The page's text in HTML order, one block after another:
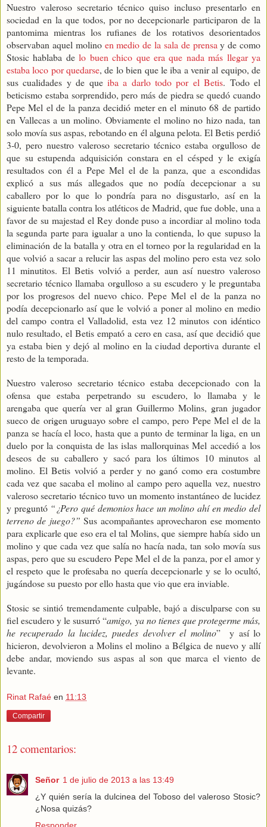
Nuestro valeroso secretario técnico quiso incluso presentarlo en
sociedad en la que todos, por no decepcionarle participaron de la
pantomima mientras los rufianes de los rotativos desorientados
observaban aquel molino en medio de la sala de prensay de como
Stosic hablaba delo buen chico que era que nada más llegar ya
estaba loco por quedarse, de lo bien que le iba a venir al equipo, de
sus cualidades y de que iba a darlo todo por el Betis. Todo el
beticismo estaba sorprendido, pero más de piedra se quedó cuando
Pepe Mel el de la panza decidió meter en el minuto 68 de partido
en Vallecas a un molino. Obviamente el molino no hizo nada, tan
solo movía sus aspas, rebotando en él alguna pelota. El Betis perdió
3-0, pero nuestro valeroso secretario técnico estaba orgulloso de
que su estupenda adquisición constara en el césped y le exigía
resultados con él a Pepe Mel el de la panza, que a escondidas
explicó a sus más allegados que no podía decepcionar a su
caballero por lo que lo pondría para no disgustarlo, así en la
siguiente batalla contra los atléticos de Madrid, que fue doble, una a
favor de su majestad el Rey donde puso a incordiar al molino toda
la segunda parte para igualar a uno la contienda, lo que supuso la
eliminación de la batalla y otra en el torneo por la regularidad en la
que volvió a sacar a relucir las aspas del molino pero esta vez solo
11 minutitos. El Betis volvió a perder, aun así nuestro valeroso
secretario técnico llamaba orgulloso a su escudero y le preguntaba
por los progresos del nuevo chico. Pepe Mel el de la panza no
podía decepcionarlo así que le volvió a poner al molino en medio
del campo contra el Valladolid, esta vez 12 minutos con idéntico
nulo resultado, el Betis empató a cero en casa, así que decidió que
ya estaba bien y dejó al molino en la ciudad deportiva durante el
resto de la temporada.
Nuestro valeroso secretario técnico estaba decepcionado con la
ofensa que estaba perpetrando su escudero, lo llamaba y le
arengaba que quería ver al gran Guillermo Molins, gran jugador
sueco de origen uruguayo sobre el campo, pero Pepe Mel el de la
panza se hacía el loco, hasta que a punto de terminar la liga, en un
duelo por la conquista de las islas mallorquinas Mel accedió a los
deseos de su caballero y sacó para los últimos 10 minutos al
molino. El Betis volvió a perder y no ganó como era costumbre
cada vez que sacaba el molino al campo pero aquella vez, nuestro
valeroso secretario técnico tuvo un momento instantáneo de lucidez
y preguntó “¿Pero qué demonios hace un molino ahí en medio del
terreno de juego?”Sus acompañantes aprovecharon ese momento
para explicarle que eso era el tal Molins, que siempre había sido un
molino y que cada vez que salía no hacía nada, tan solo movía sus
aspas, pero que su escudero Pepe Mel el de la panza, por el amor y
el respeto que le profesaba no quería decepcionarle y se lo ocultó,
jugándose su puesto por ello hasta que vio que era inviable.
Stosic se sintió tremendamente culpable, bajó a disculparse con su
fiel escudero y le susurró “amigo, ya no tienes que protegerme más,
he recuperado la lucidez, puedes devolver el molino”
y así lo
hicieron, devolvieron a Molins el molino a Bélgica de nuevo y allí
debe andar, moviendo sus aspas al son que marca el viento de
levante.
Rinat Rafaé en 11:13
Compartir
12 comentarios:
Señor 1 de julio de 2013 a las 13:49
¿Y quién sería la dulcinea del Toboso del valeroso Stosic?
¿Nosa quizás?